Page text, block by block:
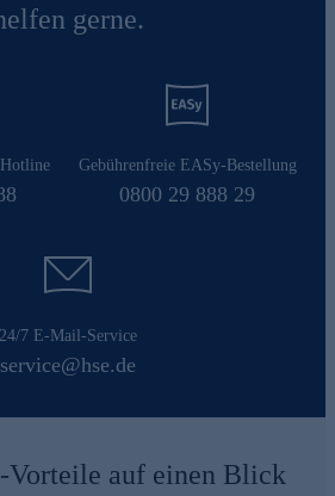
gerne.
Gebührenfreie EASy-Bestellung
0800 29 888 29
24/7 E-Mail-Service
service@hse.de
Vorteile auf einen Blick